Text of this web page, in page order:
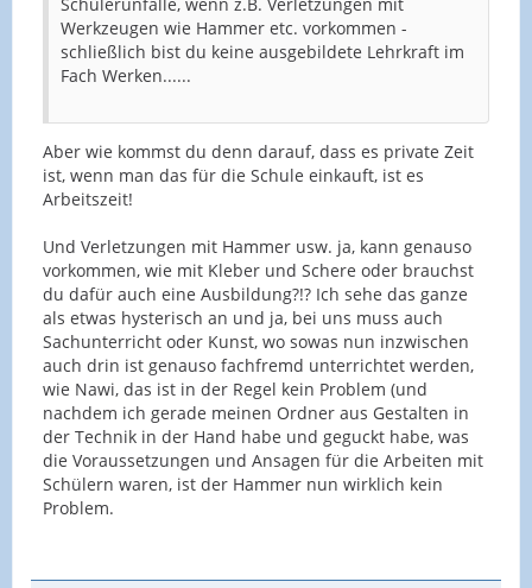
Werkzeugen wie Hammer etc. vorkommen -
schließlich bist du keine ausgebildete Lehrkraft im
Fach Werken......
Aber wie kommst du denn darauf, dass es private Zeit
ist, wenn man das für die Schule einkauft, ist es
Arbeitszeit!
Und Verletzungen mit Hammer usw. ja, kann genauso
vorkommen, wie mit Kleber und Schere oder brauchst
du dafür auch eine Ausbildung?!? Ich sehe das ganze
als etwas hysterisch an und ja, bei uns muss auch
Sachunterricht oder Kunst, wo sowas nun inzwischen
auch drin ist genauso fachfremd unterrichtet werden,
wie Nawi, das ist in der Regel kein Problem (und
nachdem ich gerade meinen Ordner aus Gestalten in
der Technik in der Hand habe und geguckt habe, was
die Voraussetzungen und Ansagen für die Arbeiten mit
Schülern waren, ist der Hammer nun wirklich kein
Problem.